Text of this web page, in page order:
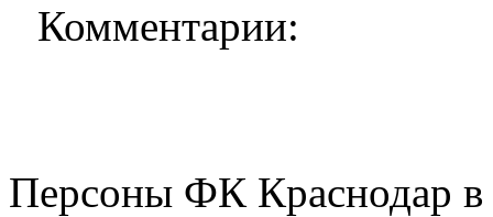
Комментарии:
Персоны ФК Краснодар в